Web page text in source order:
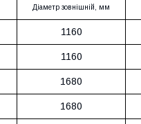
Діаметр зовнішній, мм
1160
1160
1680
1680